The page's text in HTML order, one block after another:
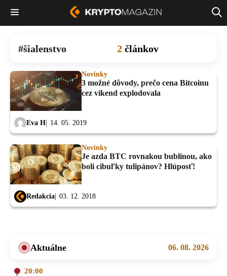
šialenstvo 2 článkov
Novinky
3 možné dôvody, prečo cena Bitcoinu
cez víkend explodovala
Eva H 14. 05. 2019
Novinky
Je azda BTC rovnakou bublinou, ako
boli cibuľky tulipánov? Hlúposť!
Redakcia 03. 12. 2018
Aktuálne 06. 08. 2026
20:00